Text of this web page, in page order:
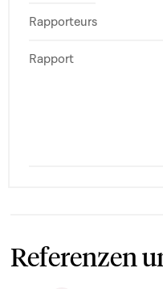
Rapporteurs
Rapport
Referenzen